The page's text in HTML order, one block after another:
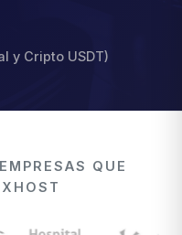
y Cripto USDT)
QUE